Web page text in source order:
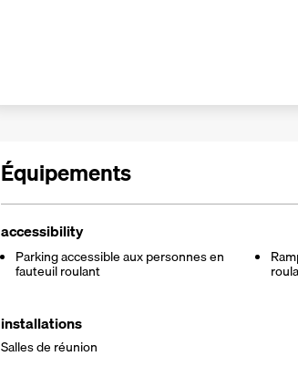
Équipements
accessibility
Parking accessible aux personnes en
fauteuil roulant
installations
Salles de réunion